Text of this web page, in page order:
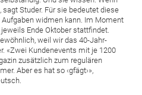
Studer. Für sie bedeutet diese
widmen kann. Im Moment
Ende Oktober stattfindet.
weil wir das 40-Jahr-
«Zwei Kundenevents mit je 1200
zusätzlich zum regulären
Aber es hat so ‹gfägt›»,